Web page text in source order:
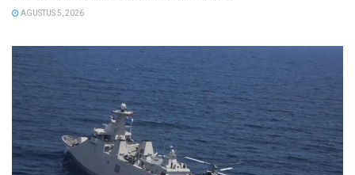
AGUSTUS 5, 2026